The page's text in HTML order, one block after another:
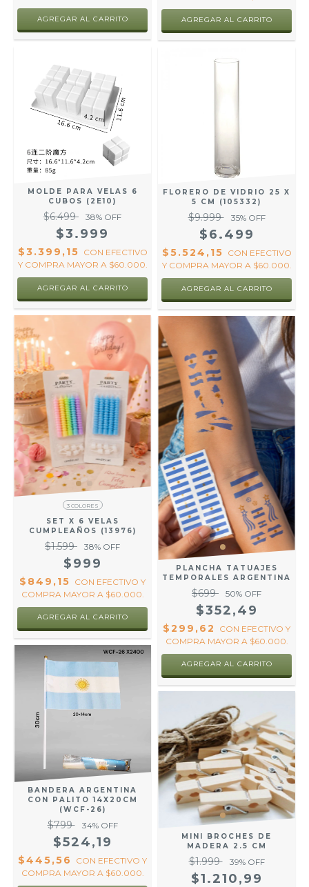
MOLDE PARA VELAS 6
CUBOS (2E10)
$6.499 38% OFF
$3.999
$3.399,15 CON EFECTIVO
Y COMPRA MAYOR A $60.000.
FLORERO DE VIDRIO 25 X
5 CM (105332)
$9.999 35% OFF
$6.499
$5.524,15 CON EFECTIVO
Y COMPRA MAYOR A $60.000.
3 COLORES
SET X 6 VELAS
CUMPLEAÑOS (13976)
$1.599 38% OFF
$999
$849,15 CON EFECTIVO Y
COMPRA MAYOR A $60.000.
AGREGAR AL CARRITO
PLANCHA TATUAJES
TEMPORALES ARGENTINA
$699 50% OFF
$352,49
$299,62 CON EFECTIVO Y
COMPRA MAYOR A $60.000.
BANDERA ARGENTINA
CON PALITO 14X20CM
(WCF-26)
$799 34% OFF
$524,19
$445,56 CON EFECTIVO Y
COMPRA MAYOR A $60.000.
MINI BROCHES DE
MADERA 2.5 CM
$1.999 39% OFF
$1.210,99